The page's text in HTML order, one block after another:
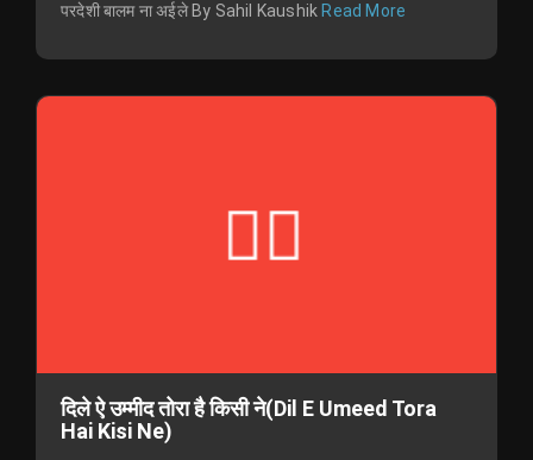
परदेशी बालम ना अईले By Sahil Kaushik Read More
दिले ऐ उम्मीद तोरा है किसी ने(Dil E Umeed Tora
Hai Kisi Ne)